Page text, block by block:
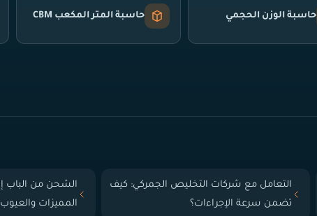
حاسبة الوزن الحجمي حاسبة المتر المكعب CBM
التعامل مع شركات التخليص الجمركي: كيف
تضمن سرعة الإجراءات؟
المميزات والعيوب